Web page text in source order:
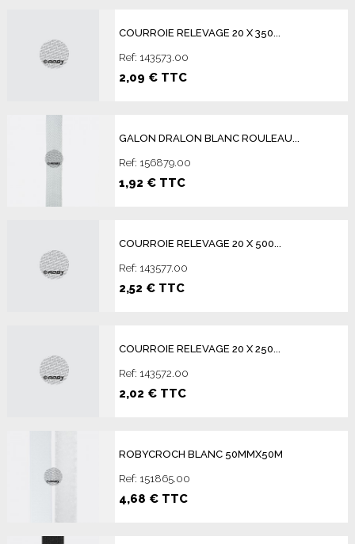
COURROIE RELEVAGE 20 X 350...
Ref: 143573.00
2,09 € TTC
GALON DRALON BLANC ROULEAU...
Ref: 156879.00
1,92 € TTC
COURROIE RELEVAGE 20 X 500...
Ref: 143577.00
2,52 € TTC
COURROIE RELEVAGE 20 X 250...
Ref: 143572.00
2,02 € TTC
ROBYCROCH BLANC 50MMX50M
Ref: 151865.00
4,68 € TTC